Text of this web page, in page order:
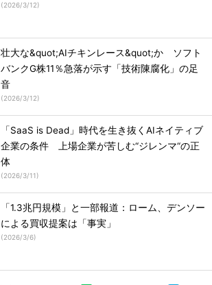
(2026/3/12)
壮大な&quot;AIチキンレース&quot;か ソフト
バンクG株11％急落が示す「技術陳腐化」の足
音
(2026/3/12)
「SaaS is Dead」時代を生き抜くAIネイティブ
企業の条件 上場企業が苦しむ“ジレンマ“の正
体
(2026/3/11)
「1.3兆円規模」と一部報道：ローム、デンソー
による買収提案は「事実」
(2026/3/6)